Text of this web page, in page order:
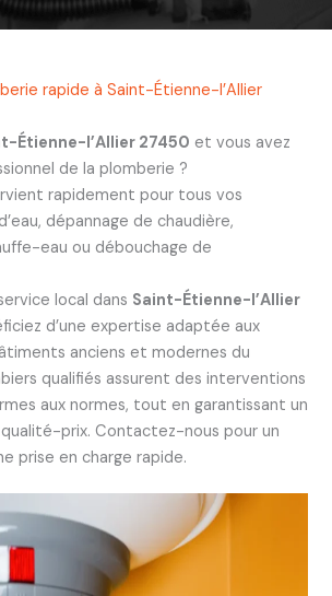
rapide à Saint-Étienne-l’Allier
Étienne-l’Allier 27450 et vous avez
de la plomberie ?
rapidement pour tous vos
dépannage de chaudière,
eau ou débouchage de
local dans Saint-Étienne-l’Allier
d’une expertise adaptée aux
anciens et modernes du
qualifiés assurent des interventions
aux normes, tout en garantissant un
prix. Contactez-nous pour un
prise en charge rapide.